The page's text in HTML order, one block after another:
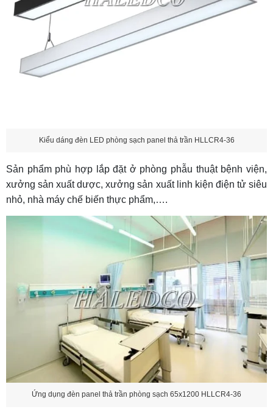
Kiểu dáng đèn LED phòng sạch panel thả trần HLLCR4-36
Sản phẩm phù hợp lắp đặt ở phòng phẫu thuật bệnh viện,
xưởng sản xuất dược, xưởng sản xuất linh kiện điện tử siêu
nhỏ, nhà máy chế biến thực phẩm,….
Ứng dụng đèn panel thả trần phòng sạch 65x1200 HLLCR4-36